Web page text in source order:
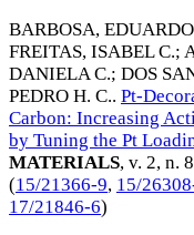
BARBOSA,
FREITAS, ISABEL C.;
DANIELA C.; DOS
PEDRO H. C.. Pt-
Carbon: Increasing
by Tuning the Pt
MATERIALS, v. 2, n.
(15/21366-9, 15/
17/21846-6)